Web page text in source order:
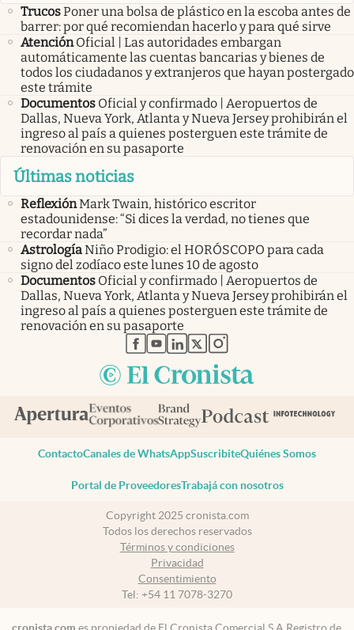
TrucosPoner una bolsa de plástico en la escoba antes de
barrer: por qué recomiendan hacerlo y para qué sirve
Atención Oficial | Las autoridades embargan
automáticamente las cuentas bancarias y bienes de
todos los ciudadanos y extranjeros que hayan postergado
este trámite
Documentos Oficial y confirmado | Aeropuertos de
Dallas, Nueva York, Atlanta y Nueva Jersey prohibirán el
ingreso al país a quienes posterguen este trámite de
renovación en su pasaporte
Últimas noticias
ReflexiónMark Twain, histórico escritor
estadounidense: “Si dices la verdad, no tienes que
recordar nada”
AstrologíaNiño Prodigio: el HORÓSCOPO para cada
signo del zodíaco este lunes 10 de agosto
Documentos Oficial y confirmado | Aeropuertos de
Dallas, Nueva York, Atlanta y Nueva Jersey prohibirán el
ingreso al país a quienes posterguen este trámite de
renovación en su pasaporte
abre en nueva pestaña
abre en nueva pestaña
abre en nueva pestaña
abre en nueva pestaña
abre en nueva pestaña
ContactoCanales de WhatsAppSuscribiteQuiénes Somos
Portal de ProveedoresTrabajá con nosotros
Copyright 2025 cronista.com
Todos los derechos reservados
Términos y condiciones
Privacidad
Consentimiento
Tel: +54 11 7078-3270